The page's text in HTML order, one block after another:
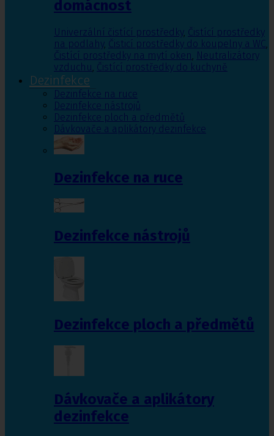
domácnost
Univerzální čistící prostředky, Čistící prostředky
na podlahy, Čisticí prostředky do koupelny a WC,
Čistící prostředky na mytí oken, Neutralizátory
vzduchu, Čistící prostředky do kuchyně
Dezinfekce
Dezinfekce na ruce
Dezinfekce nástrojů
Dezinfekce ploch a předmětů
Dávkovače a aplikátory dezinfekce
Dezinfekce na ruce
Dezinfekce nástrojů
Dezinfekce ploch a předmětů
Dávkovače a aplikátory
dezinfekce